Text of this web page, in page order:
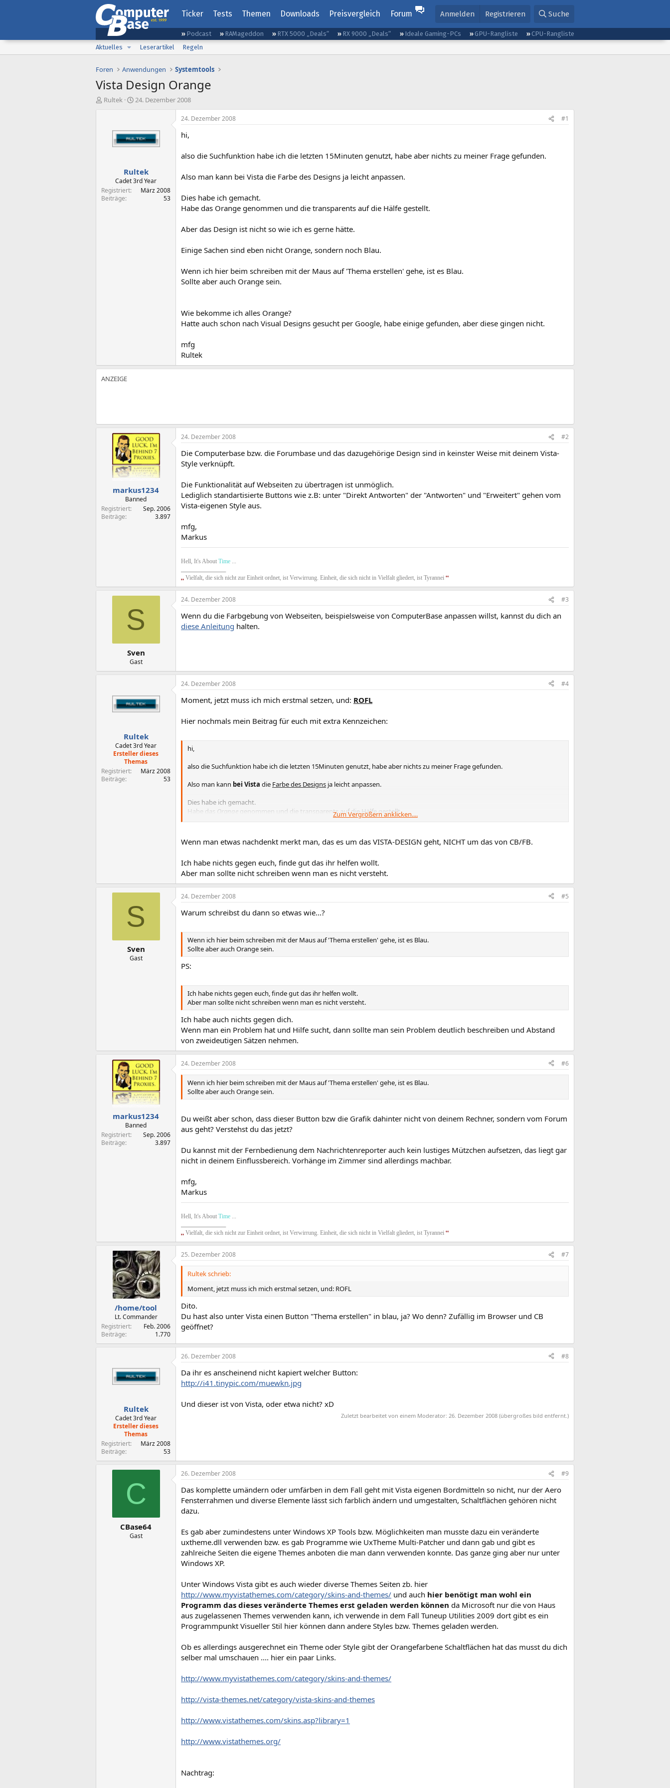
Ticker Tests Themen Downloads Preisvergleich Forum Anmelden Registrieren Suche
Podcast RAMageddon RTX 5000 „Deals“ RX 9000 „Deals“ Ideale Gaming-PCs GPU-Rangliste
CPU-Rangliste
Aktuelles
Leserartikel Regeln
Foren Anwendungen Systemtools
Vista Design Orange
E
Rultek
E
e
l
a
m
24. Dezember 2008
Rultek
Cadet 3rd Year
Registriert
März 2008
Beiträge
53
24. Dezember 2008 #1
hi,
also die Suchfunktion habe ich die letzten 15Minuten genutzt, habe aber nichts zu meiner Frage gefunden.
Also man kann bei Vista die Farbe des Designs ja leicht anpassen.
Dies habe ich gemacht.
Habe das Orange genommen und die transparents auf die Hälfe gestellt.
Aber das Design ist nicht so wie ich es gerne hätte.
Einige Sachen sind eben nicht Orange, sondern noch Blau.
Wenn ich hier beim schreiben mit der Maus auf 'Thema erstellen' gehe, ist es Blau.
Sollte aber auch Orange sein.
Wie bekomme ich alles Orange?
Hatte auch schon nach Visual Designs gesucht per Google, habe einige gefunden, aber diese gingen nicht.
mfg
Rultek
markus1234
Banned
Registriert
Sep. 2006
Beiträge
3.897
24. Dezember 2008 #2
Die Computerbase bzw. die Forumbase und das dazugehörige Design sind in keinster Weise mit deinem Vista-
Style verknüpft.
Die Funktionalität auf Webseiten zu übertragen ist unmöglich.
Lediglich standartisierte Buttons wie z.B: unter "Direkt Antworten" der "Antworten" und "Erweitert" gehen vom
Vista-eigenen Style aus.
mfg,
Markus
Hell, It's About Time ...
„ Vielfalt, die sich nicht zur Einheit ordnet, ist Verwirrung. Einheit, die sich nicht in Vielfalt gliedert, ist Tyrannei “
S
Sven
Gast
24. Dezember 2008 #3
Wenn du die Farbgebung von Webseiten, beispielsweise von ComputerBase anpassen willst, kannst du dich an
diese Anleitung halten.
Rultek
Cadet 3rd Year
Ersteller dieses
Themas
Registriert
März 2008
Beiträge
53
24. Dezember 2008 #4
Moment, jetzt muss ich mich erstmal setzen, und: ROFL
Hier nochmals mein Beitrag für euch mit extra Kennzeichen:
hi,
also die Suchfunktion habe ich die letzten 15Minuten genutzt, habe aber nichts zu meiner Frage gefunden.
Also man kann bei Vista die Farbe des Designs ja leicht anpassen.
Dies habe ich gemacht.
Habe das Orange genommen und die transparents auf die Hälfe gestellt.
Einige Sachen sind eben nichtOrange, sondern noch Blau.
Wenn ich hier beim schreiben mit der Maus auf 'Thema erstellen' gehe, ist es Blau.
Sollte aber auch Orange sein.
Wie bekomme ich alles Orange?
Hatte auch schon nachVisual Designsgesucht per Google, habe einige gefunden, aber diese gingen nicht.
Rultek
Zum Vergrößern anklicken....
Wenn man etwas nachdenkt merkt man, das es um das VISTA-DESIGN geht, NICHT um das von CB/FB.
Ich habe nichts gegen euch, finde gut das ihr helfen wollt.
Aber man sollte nicht schreiben wenn man es nicht versteht.
S
Sven
Gast
24. Dezember 2008 #5
Warum schreibst du dann so etwas wie...?
Wenn ich hier beim schreiben mit der Maus auf 'Thema erstellen' gehe, ist es Blau.
Sollte aber auch Orange sein.
PS:
Ich habe nichts gegen euch, finde gut das ihr helfen wollt.
Aber man sollte nicht schreiben wenn man es nicht versteht.
Ich habe auch nichts gegen dich.
Wenn man ein Problem hat und Hilfe sucht, dann sollte man sein Problem deutlich beschreiben und Abstand
von zweideutigen Sätzen nehmen.
markus1234
Banned
Registriert
Sep. 2006
Beiträge
3.897
24. Dezember 2008 #6
Wenn ich hier beim schreiben mit der Maus auf 'Thema erstellen' gehe, ist es Blau.
Sollte aber auch Orange sein.
Du weißt aber schon, dass dieser Button bzw die Grafik dahinter nicht von deinem Rechner, sondern vom Forum
aus geht? Verstehst du das jetzt?
Du kannst mit der Fernbedienung dem Nachrichtenreporter auch kein lustiges Mützchen aufsetzen, das liegt gar
nicht in deinem Einflussbereich. Vorhänge im Zimmer sind allerdings machbar.
mfg,
Markus
Hell, It's About Time ...
„ Vielfalt, die sich nicht zur Einheit ordnet, ist Verwirrung. Einheit, die sich nicht in Vielfalt gliedert, ist Tyrannei “
/home/tool
Lt. Commander
Registriert
Feb. 2006
Beiträge
1.770
25. Dezember 2008 #7
Rultek schrieb:
Moment, jetzt muss ich mich erstmal setzen, und: ROFL
Dito.
Du hast also unter Vista einen Button "Thema erstellen" in blau, ja? Wo denn? Zufällig im Browser und CB
geöffnet?
Rultek
Cadet 3rd Year
Ersteller dieses
Themas
Registriert
März 2008
Beiträge
53
26. Dezember 2008 #8
Da ihr es anscheinend nicht kapiert welcher Button:
http://i41.tinypic.com/muewkn.jpg
Und dieser ist von Vista, oder etwa nicht? xD
Zuletzt bearbeitet von einem Moderator: 26. Dezember 2008 (übergroßes bild entfernt.)
C
CBase64
Gast
26. Dezember 2008 #9
Das komplette umändern oder umfärben in dem Fall geht mit Vista eigenen Bordmitteln so nicht, nur der Aero
Fensterrahmen und diverse Elemente lässt sich farblich ändern und umgestalten, Schaltflächen gehören nicht
dazu.
Es gab aber zumindestens unter Windows XP Tools bzw. Möglichkeiten man musste dazu ein veränderte
uxtheme.dll verwenden bzw. es gab Programme wie UxTheme Multi-Patcher und dann gab und gibt es
zahlreiche Seiten die eigene Themes anboten die man dann verwenden konnte. Das ganze ging aber nur unter
Windows XP.
Unter Windows Vista gibt es auch wieder diverse Themes Seiten zb. hier
http://www.myvistathemes.com/category/skins-and-themes/ und auch hier benötigt man wohl ein
Programm das dieses veränderte Themes erst geladen werden können da Microsoft nur die von Haus
aus zugelassenen Themes verwenden kann, ich verwende in dem Fall Tuneup Utilities 2009 dort gibt es ein
Programmpunkt Visueller Stil hier können dann andere Styles bzw. Themes geladen werden.
Ob es allerdings ausgerechnet ein Theme oder Style gibt der Orangefarbene Schaltflächen hat das musst du dich
selber mal umschauen .... hier ein paar Links.
http://www.myvistathemes.com/category/skins-and-themes/
http://vista-themes.net/category/vista-skins-and-themes
http://www.vistathemes.com/skins.asp?library=1
http://www.vistathemes.org/
Nachtrag: